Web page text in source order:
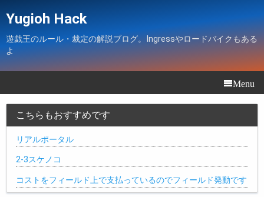
Yugioh Hack
遊戯王のルール・裁定の解説ブログ。Ingressやロードバイクもある
よ
Menu
こちらもおすすめです
リアルポータル
2-3スケノコ
コストをフィールド上で支払っているのでフィールド発動です